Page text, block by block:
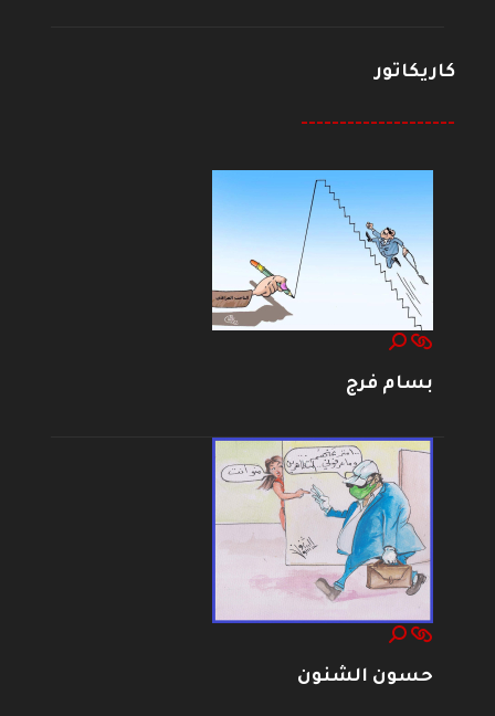
كاريكاتور
--------------------
بسام فرج
حسون الشنون